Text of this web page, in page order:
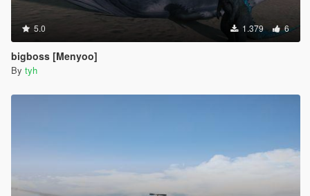
5.0 1.379 6
bigboss [Menyoo]
By tyh